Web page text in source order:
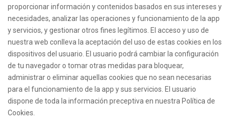
proporcionar información y contenidos basados en sus intereses y
necesidades, analizar las operaciones y funcionamiento de la app
y servicios, y gestionar otros fines legítimos. El acceso y uso de
nuestra web conlleva la aceptación del uso de estas cookies en los
dispositivos del usuario. El usuario podrá cambiar la configuración
de tu navegador o tomar otras medidas para bloquear,
administrar o eliminar aquellas cookies que no sean necesarias
para el funcionamiento de la app y sus servicios. El usuario
dispone de toda la información preceptiva en nuestra Política de
Cookies.